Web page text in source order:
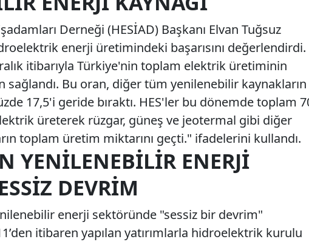
Derneği (HESİAD) Başkanı Elvan Tuğsuz
enerji üretimindeki başarısını değerlendirdi.
itibarıyla Türkiye'nin toplam elektrik üretiminin
sağlandı. Bu oran, diğer tüm yenilenebilir kaynakların
17,5'i geride bıraktı. HES'ler bu dönemde toplam
üreterek rüzgar, güneş ve jeotermal gibi diğer
toplam üretim miktarını geçti." ifadelerini kullandı.
YENILENEBILIR ENERJI
DEVRIM
enerji sektöründe "sessiz bir devrim"
itibaren yapılan yatırımlarla hidroelektrik kurulu